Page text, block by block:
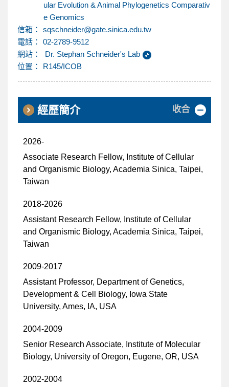
ular Evolution & Animal Phylogenetics Comparativ
e Genomics
信箱：
sqschneider
@
gate.sinica.edu.tw
電話：
02-2789-9512
網站：
Dr. Stephan Schneider's Lab
位置：
R145/ICOB
經歷簡介 收合
2026-
Associate Research Fellow, Institute of Cellular
and Organismic Biology, Academia Sinica, Taipei,
Taiwan
2018-2026
Assistant Research Fellow, Institute of Cellular
and Organismic Biology, Academia Sinica, Taipei,
Taiwan
2009-2017
Assistant Professor, Department of Genetics,
Development & Cell Biology, Iowa State
University, Ames, IA, USA
2004-2009
Senior Research Associate, Institute of Molecular
Biology, University of Oregon, Eugene, OR, USA
2002-2004